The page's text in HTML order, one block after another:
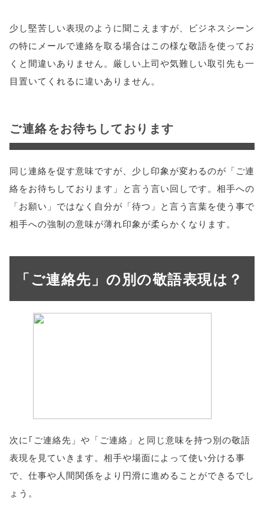
少し堅苦しい表現のように聞こえますが、ビジネスシーン
の特にメールで連絡を取る場合はこの様な敬語を使ってお
くと間違いありません。厳しい上司や気難しい取引先も一
目置いてくれるに違いありません。
ご連絡をお待ちしております
同じ連絡を促す意味ですが、少し印象が変わるのが「ご連
絡をお待ちしております」と言う言い回しです。相手への
「お願い」ではなく自分が「待つ」と言う言葉を使う事で
相手への強制の意味が薄れ印象が柔らかくなります。
「ご連絡先」の別の敬語表現は？
次に｢ご連絡先」や「ご連絡」と同じ意味を持つ別の敬語
表現を見ていきます。相手や場面によって使い分ける事
で、仕事や人間関係をより円滑に進めることができるでし
ょう。